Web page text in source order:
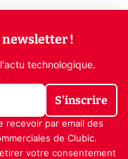
!
technologique.
S'inscrire
recevoir par email des
de Clubic.
votre consentement